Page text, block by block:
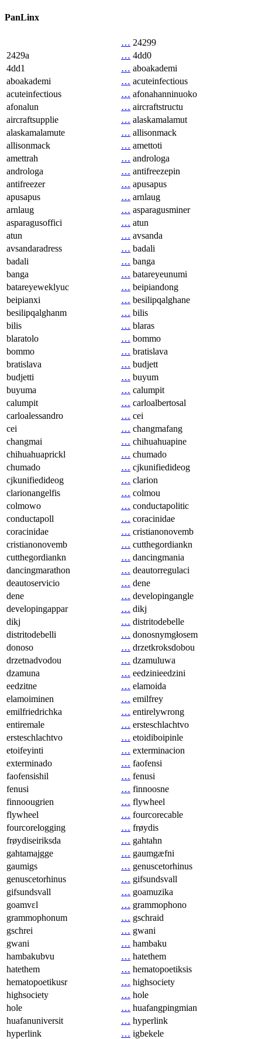
PanLinx
… 24299
2429a
… 4dd0
4dd1
… aboakademi
aboakademi
… acuteinfectious
acuteinfectious
… afonahanninuoko
afonalun
… aircraftstructu
aircraftsupplie
… alaskamalamut
alaskamalamute
… allisonmack
allisonmack
… amettoti
amettrah
… androloga
androloga
… antifreezepin
antifreezer
… apusapus
apusapus
… arnlaug
arnlaug
… asparagusminer
asparagusoffici
… atun
atun
… avsanda
avsandaradress
… badali
badali
… banga
banga
… batareyeunumi
batareyeweklyuc
… beipiandong
beipianxi
… besilipqalghane
besilipqalghanm
… bilis
bilis
… blaras
blaratolo
… bommo
bommo
… bratislava
bratislava
… budjett
budjetti
… buyum
buyuma
… calumpit
calumpit
… carloalbertosal
carloalessandro
… cei
cei
… changmafang
changmai
… chihuahuapine
chihuahuaprickl
… chumado
chumado
… cjkunifiedideog
cjkunifiedideog
… clarion
clarionangelfis
… colmou
colmowo
… conductapolitic
conductapoll
… coracinidae
coracinidae
… cristianonovemb
cristianonovemb
… cutthegordiankn
cutthegordiankn
… dancingmania
dancingmarathon
… deautorregulaci
deautoservicio
… dene
dene
… developingangle
developingappar
… dikj
dikj
… distritodebelle
distritodebelli
… donosnymgłosem
donoso
… drzetkroksdobou
drzetnadvodou
… dzamuluwa
dzamuna
… eedzinieedzini
eedzitne
… elamoida
elamoiminen
… emilfrey
emilfriedrichka
… entirelywrong
entiremale
… ersteschlachtvo
ersteschlachtvo
… etoidiboipinle
etoifeyinti
… exterminacion
exterminado
… faofensi
faofensishil
… fenusi
fenusi
… finnoosne
finnoougrien
… flywheel
flywheel
… fourcorecable
fourcorelogging
… frøydis
frøydiseiriksda
… gahtahn
gahtamajgge
… gaumgæfni
gaumigs
… genuscetorhinus
genuscetorhinus
… gifsundsvall
gifsundsvall
… goamuzika
goamvɛl
… grammophono
grammophonum
… gschraid
gschrei
… gwani
gwani
… hambaku
hambakubvu
… hatethem
hatethem
… hematopoetiksis
hematopoetikusr
… highsociety
highsociety
… hole
hole
… huafangpingmian
huafanuniversit
… hyperlink
hyperlink
… igbekele